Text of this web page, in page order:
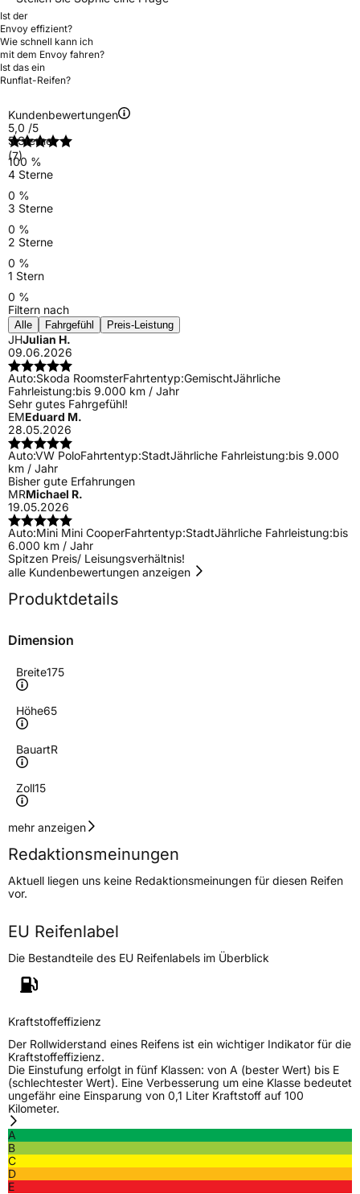
Ist der
Envoy effizient?
Wie schnell kann ich
mit dem Envoy fahren?
Ist das ein
Runflat-Reifen?
Kundenbewertungen
5,0 /5
(7)
5 Sterne
100 %
4 Sterne
0 %
3 Sterne
0 %
2 Sterne
0 %
1 Stern
0 %
Filtern nach
Alle Fahrgefühl Preis-Leistung
JHJulian H.
09.06.2026
Auto:Skoda RoomsterFahrtentyp:GemischtJährliche
Fahrleistung:bis 9.000 km / Jahr
Sehr gutes Fahrgefühl!
EMEduard M.
28.05.2026
Auto:VW PoloFahrtentyp:StadtJährliche Fahrleistung:bis 9.000
km / Jahr
Bisher gute Erfahrungen
MRMichael R.
19.05.2026
Auto:Mini Mini CooperFahrtentyp:StadtJährliche Fahrleistung:bis
6.000 km / Jahr
Spitzen Preis/ Leisungsverhältnis!
alle Kundenbewertungen anzeigen
Produktdetails
Dimension
Breite175
Höhe65
BauartR
Zoll15
Geschwindigkeitsindex
Lastindex 84
Generelle Merkmale
Verwendung
ModellnameAterna
FahrzeugartPKW & SUV
Weitere Eigenschaften
Schlauchtyp
mehr anzeigen
Redaktionsmeinungen
Aktuell liegen uns keine Redaktionsmeinungen für diesen Reifen
vor.
EU Reifenlabel
Die Bestandteile des EU Reifenlabels im Überblick
Kraftstoffeffizienz
Der Rollwiderstand eines Reifens ist ein wichtiger Indikator für die
Kraftstoffeffizienz.
Die Einstufung erfolgt in fünf Klassen: von A (bester Wert) bis E
(schlechtester Wert). Eine Verbesserung um eine Klasse bedeutet
ungefähr eine Einsparung von 0,1 Liter Kraftstoff auf 100
Kilometer.
A
B
C
D
E